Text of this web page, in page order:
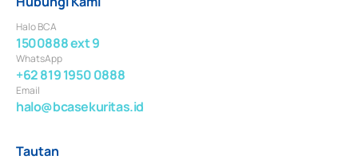
Halo BCA
1500888 ext 9
WhatsApp
+62 819 1950 0888
Email
halo@bcasekuritas.id
Tautan